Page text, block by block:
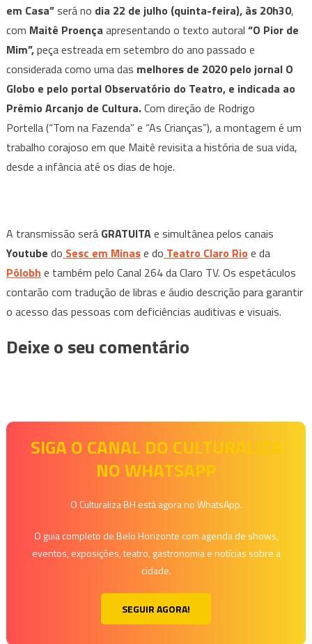
em Casa”será no dia 22 de julho (quinta-feira), às 20h30,
com Maitê Proença apresentando o texto autoral “O Pior de
Mim”,peça estreada em setembro do ano passado e
considerada como uma das melhores de 2020 pelo jornal O
Globo e pelo portal Observatório do Teatro, e indicada ao
Prêmio Arcanjo de Cultura.Com direção de Rodrigo
Portella (“Tom na Fazenda” e “As Crianças”), a montagem é um
trabalho corajoso em que Maitê revisita a história de sua vida,
desde a infância até os dias de hoje.
A transmissão será GRATUITAe simultânea pelos canais
Youtube do Sesc em Minase do Teatro Claro Rioe da
Pólobh e também pelo Canal 264 da Claro TV. Os espetáculos
contarão com tradução de libras e áudio descrição para garantir
o acesso das pessoas com deficiências auditivas e visuais.
Deixe o seu comentário
SIGA O CANAL DO CULTURALIZA
NO WHATSAPP
O Culturaliza BH está agora no WhatsApp.
O guia completo de Belo Horizonte com agenda de shows,
eventos, exposições, teatro, gastronomia e notícias sobre a
cidade.
SEGUIR AGORA!